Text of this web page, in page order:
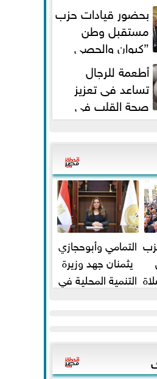
بحضور قيادات حزب
مستقبل وطن
”كيوان والحصي
وعيسي” أمانه
أطعمة للرجال
تساعد فى تعزيز
صحة القلب فى
التمامي وأبوحجازي
يثمنان جهد وزيرة
التنمية المحلية في